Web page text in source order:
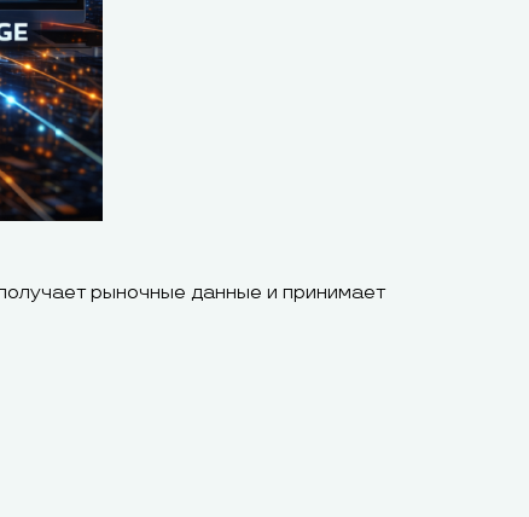
рыночные данные и принимает